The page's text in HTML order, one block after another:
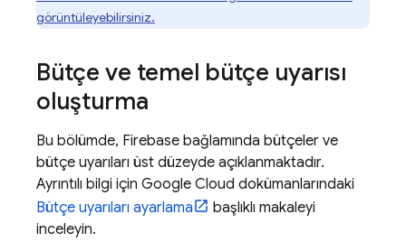
görüntüleyebilirsiniz.
Bütçe ve temel bütçe uyarısı
oluşturma
Bu bölümde, Firebase bağlamında bütçeler ve
bütçe uyarıları üst düzeyde açıklanmaktadır.
Ayrıntılı bilgi için Google Cloud dokümanlarındaki
Bütçe uyarıları ayarlama
başlıklı makaleyi
inceleyin.